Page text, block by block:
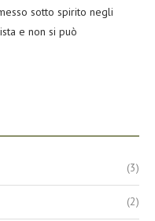
sotto spirito negli
e non si può
(3)
(2)